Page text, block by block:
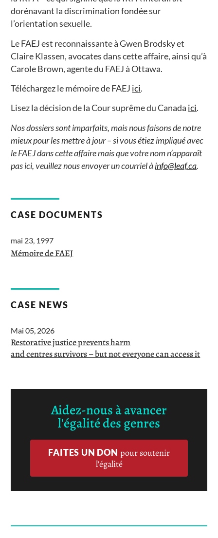
dorénavant la discrimination fondée sur
l’orientation sexuelle.
Le FAEJ est reconnaissante à Gwen Brodsky et
Claire Klassen, avocates dans cette affaire, ainsi qu’à
Carole Brown, agente du FAEJ à Ottawa.
Téléchargez le mémoire de FAEJ ici.
Lisez la décision de la Cour suprême du Canada ici.
Nos dossiers sont imparfaits, mais nous faisons de notre
mieux pour les mettre à jour – si vous étiez impliqué avec
le FAEJ dans cette affaire mais que votre nom n’apparaît
pas ici, veuillez nous envoyer un courriel àinfo@leaf.ca.
CASE DOCUMENTS
mai 23, 1997
Mémoire de FAEJ
CASE NEWS
Mai 05, 2026
Restorative justice prevents harm
and centres survivors – but not everyone can access it
Aidez-nous à avancer
l'égalité des genres
FAITES UN DON pour soutenir
l'égalité